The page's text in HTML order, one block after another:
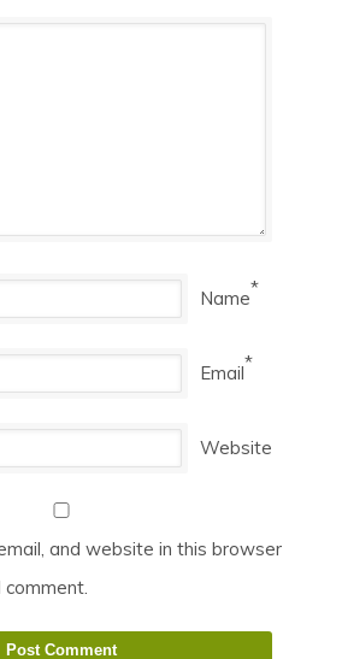
Name*
Email*
Website
and website in this browser